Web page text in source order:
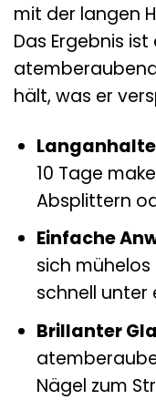
mit der langen
Das Ergebnis
hält, was er
10 Tage
Absplittern
Einfache
sich
schnell unter
Brillanter
Nägel zum